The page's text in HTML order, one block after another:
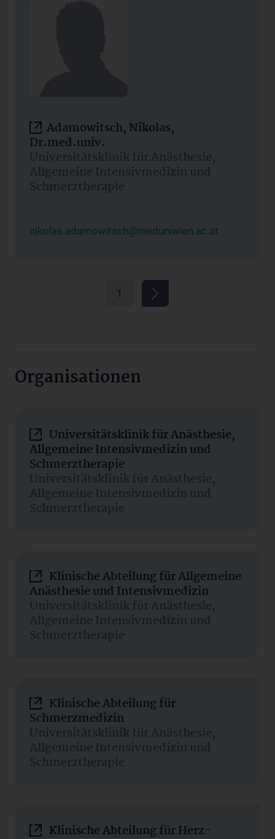
Adamowitsch, Nikolas,
Dr.med.univ.
Universitätsklinik für Anästhesie,
Allgemeine Intensivmedizin und
Schmerztherapie
nikolas.adamowitsch@meduniwien.ac.at
1
Organisationen
Universitätsklinik für Anästhesie,
Allgemeine Intensivmedizin und
Schmerztherapie
Universitätsklinik für Anästhesie,
Allgemeine Intensivmedizin und
Schmerztherapie
Klinische Abteilung für Allgemeine
Anästhesie und Intensivmedizin
Universitätsklinik für Anästhesie,
Allgemeine Intensivmedizin und
Schmerztherapie
Klinische Abteilung für
Schmerzmedizin
Universitätsklinik für Anästhesie,
Allgemeine Intensivmedizin und
Schmerztherapie
Klinische Abteilung für Herz-